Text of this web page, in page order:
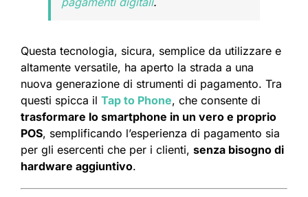
Questa tecnologia, sicura, semplice da utilizzare e
altamente versatile, ha aperto la strada a una
nuova generazione di strumenti di pagamento. Tra
questi spicca il Tap to Phone, che consente di
trasformare lo smartphone in un vero e proprio
POS, semplificando l’esperienza di pagamento sia
per gli esercenti che per i clienti, senza bisogno di
hardware aggiuntivo.